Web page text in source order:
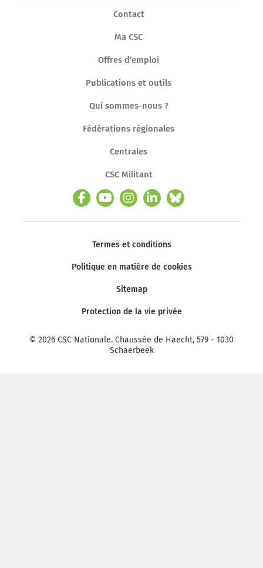
Contact
Ma CSC
Offres d'emploi
Publications et outils
Qui sommes-nous ?
Fédérations régionales
Centrales
CSC Militant
Termes et conditions
Politique en matière de cookies
Sitemap
Protection de la vie privée
© 2026 CSC Nationale. Chaussée de Haecht, 579 - 1030
Schaerbeek